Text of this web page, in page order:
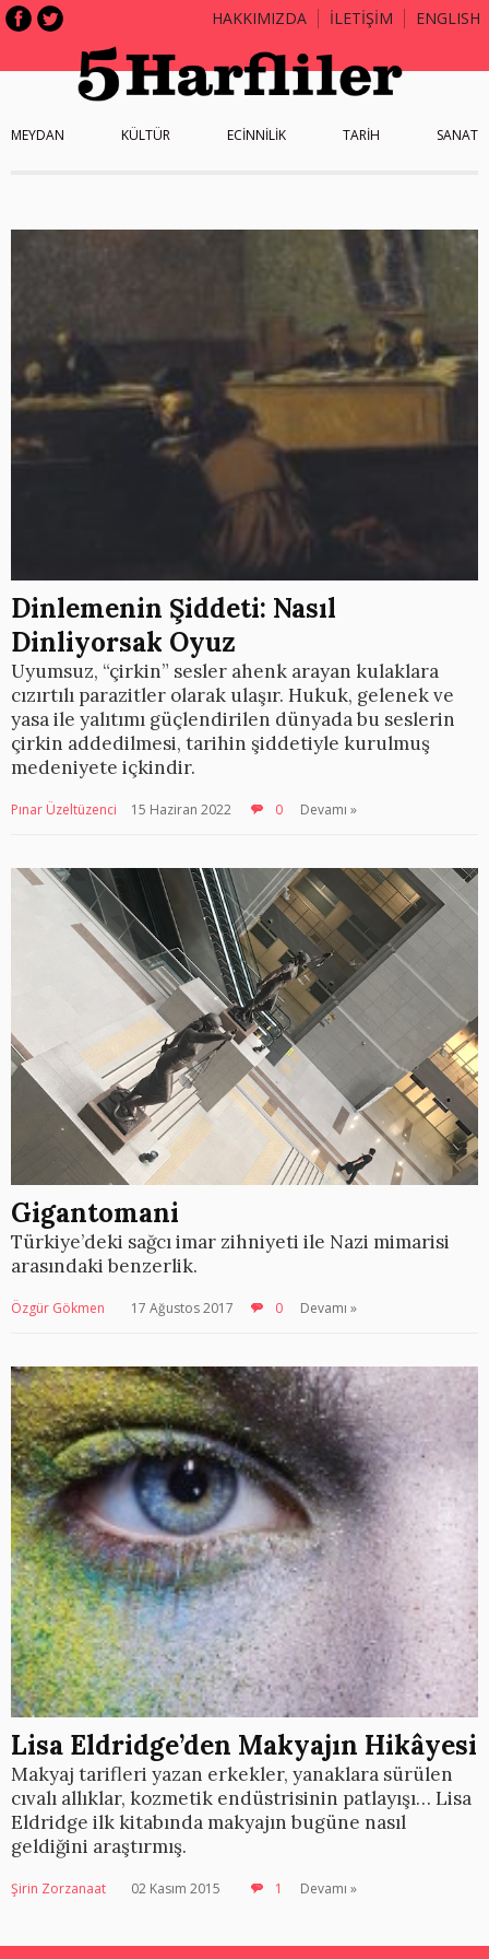
HAKKIMIZDA İLETİŞİM ENGLISH
MEYDAN KÜLTÜR ECİNNİLİK TARİH SANAT
Dinlemenin Şiddeti: Nasıl
Dinliyorsak Oyuz
Uyumsuz, “çirkin” sesler ahenk arayan kulaklara
cızırtılı parazitler olarak ulaşır. Hukuk, gelenek ve
yasa ile yalıtımı güçlendirilen dünyada bu seslerin
çirkin addedilmesi, tarihin şiddetiyle kurulmuş
medeniyete içkindir.
Pınar Üzeltüzenci 15 Haziran 2022 0 Devamı »
Gigantomani
Türkiye’deki sağcı imar zihniyeti ile Nazi mimarisi
arasındaki benzerlik.
Özgür Gökmen 17 Ağustos 2017 0 Devamı »
Lisa Eldridge’den Makyajın Hikâyesi
Makyaj tarifleri yazan erkekler, yanaklara sürülen
cıvalı allıklar, kozmetik endüstrisinin patlayışı… Lisa
Eldridge ilk kitabında makyajın bugüne nasıl
geldiğini araştırmış.
Şirin Zorzanaat 02 Kasım 2015 1 Devamı »